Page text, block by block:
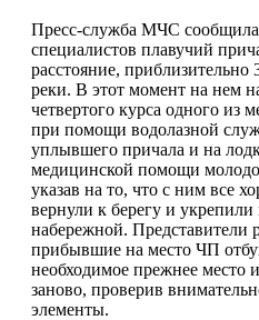
Пресс-служба МЧС
специалистов плавучий
расстояние,
реки. В этот момент на нем
четвертого курса одного из
при помощи водолазной
уплывшего причала и на
медицинской помощи
указав на то, что с ним все
вернули к берегу и
набережной. Представители
прибывшие на место ЧП
необходимое прежнее место
заново, проверив
элементы.